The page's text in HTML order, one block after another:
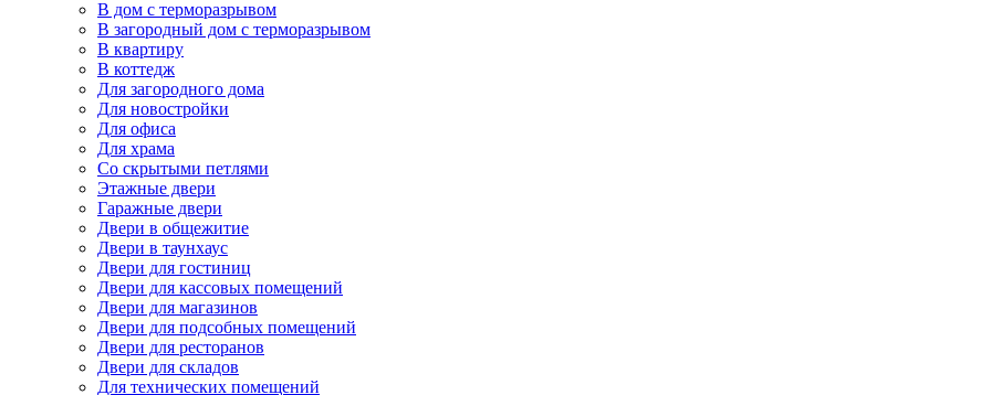
В дом с терморазрывом
В загородный дом с терморазрывом
В квартиру
В коттедж
Для загородного дома
Для новостройки
Для офиса
Для храма
Со скрытыми петлями
Этажные двери
Гаражные двери
Двери в общежитие
Двери в таунхаус
Двери для гостиниц
Двери для кассовых помещений
Двери для магазинов
Двери для подсобных помещений
Двери для ресторанов
Двери для складов
Для технических помещений